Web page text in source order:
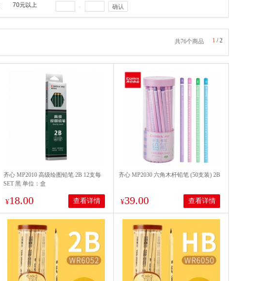
70元以上 - 确认
共76个商品 1 /2
齐心 MP2010 高级绘图铅笔 2B 12支每
SET 黑 单位：盒
¥18.00 查看详情
齐心 MP2030 六角木杆铅笔 (50支装) 2B
¥39.00 查看详情